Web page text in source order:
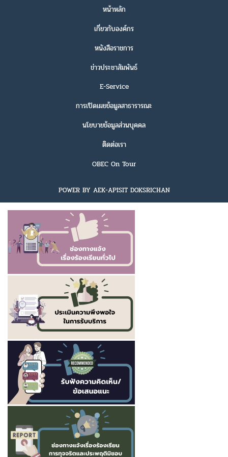
หน้าหลัก
เกี่ยวกับองค์กร
หนังสือราชการ
ข่าวประชาสัมพันธ์
E-Service
การเปิดเผยข้อมูลสาธารารณะ
นโยบายข้อมูลส่วนบุคคล
ติดต่อเรา
OBEC On Tour
POWER BY AEK-APISIT DOKSRICHAN